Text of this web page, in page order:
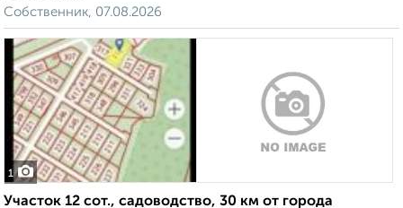
Собственник, 07.08.2026
1
Участок 12 сот., садоводство, 30 км от города